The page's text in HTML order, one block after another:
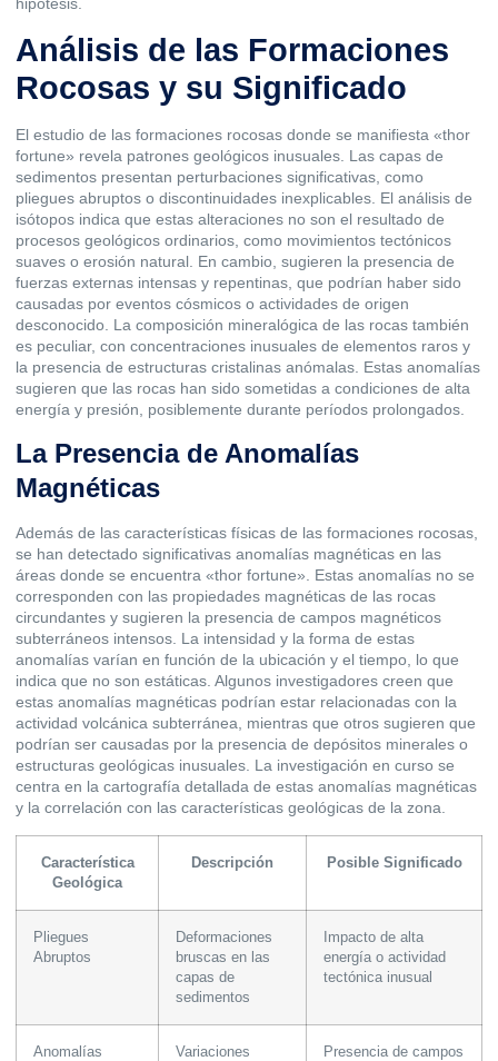
hipótesis.
Análisis de las Formaciones
Rocosas y su Significado
El estudio de las formaciones rocosas donde se manifiesta «thor
fortune» revela patrones geológicos inusuales. Las capas de
sedimentos presentan perturbaciones significativas, como
pliegues abruptos o discontinuidades inexplicables. El análisis de
isótopos indica que estas alteraciones no son el resultado de
procesos geológicos ordinarios, como movimientos tectónicos
suaves o erosión natural. En cambio, sugieren la presencia de
fuerzas externas intensas y repentinas, que podrían haber sido
causadas por eventos cósmicos o actividades de origen
desconocido. La composición mineralógica de las rocas también
es peculiar, con concentraciones inusuales de elementos raros y
la presencia de estructuras cristalinas anómalas. Estas anomalías
sugieren que las rocas han sido sometidas a condiciones de alta
energía y presión, posiblemente durante períodos prolongados.
La Presencia de Anomalías
Magnéticas
Además de las características físicas de las formaciones rocosas,
se han detectado significativas anomalías magnéticas en las
áreas donde se encuentra «thor fortune». Estas anomalías no se
corresponden con las propiedades magnéticas de las rocas
circundantes y sugieren la presencia de campos magnéticos
subterráneos intensos. La intensidad y la forma de estas
anomalías varían en función de la ubicación y el tiempo, lo que
indica que no son estáticas. Algunos investigadores creen que
estas anomalías magnéticas podrían estar relacionadas con la
actividad volcánica subterránea, mientras que otros sugieren que
podrían ser causadas por la presencia de depósitos minerales o
estructuras geológicas inusuales. La investigación en curso se
centra en la cartografía detallada de estas anomalías magnéticas
y la correlación con las características geológicas de la zona.
Característica
Geológica
Descripción Posible Significado
Pliegues
Abruptos
Deformaciones
bruscas en las
capas de
sedimentos
Impacto de alta
energía o actividad
tectónica inusual
Anomalías
Variaciones
Presencia de campos